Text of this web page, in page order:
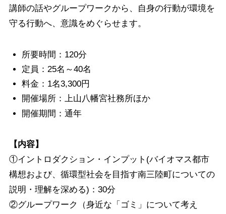
講師の話やグループワークから、自身の行動が環境を
守る行動へ、意識をめぐらせます。
所要時間：120分
定員：25名～40名
料金：1名3,300円
開催場所：上山八幡宮社務所ほか
開催期間：通年
【内容】
①イントロダクション・インプット(バイオマス都市
構想および、循環型社会を目指す南三陸町についての
説明・理解を深める)：30分
②グループワーク（身近な「ゴミ」について考え